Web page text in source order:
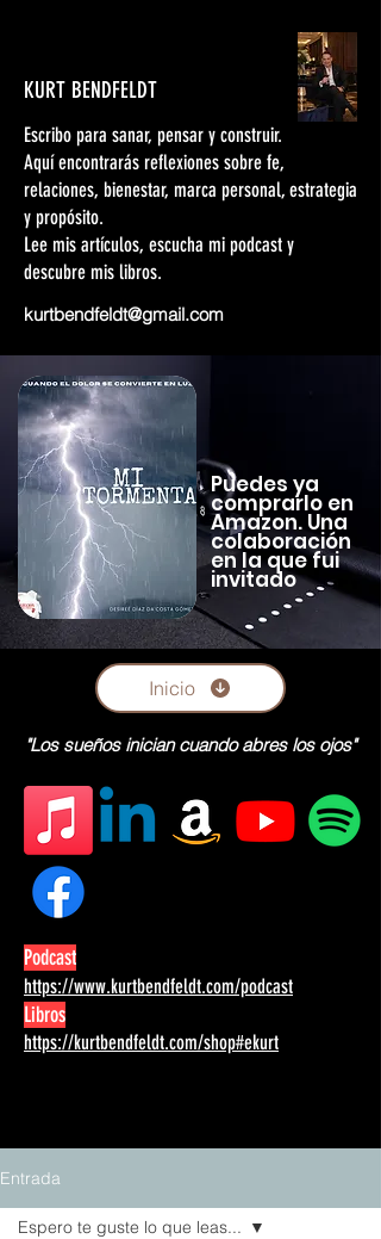
KURT BENDFELDT
Escribo para sanar, pensar y construir.
Aquí encontrarás reflexiones sobre fe,
relaciones, bienestar, marca personal, estrategia
y propósito.
Lee mis artículos, escucha mi podcast y
descubre mis libros.
kurtbendfeldt@gmail.com
Puedes ya
comprarlo en
Amazon. Una
colaboración
en la que fui
invitado
Inicio
"Los sueños inician cuando abres los ojos"
Podcast
https://www.kurtbendfeldt.com/podcast
Libros
https://kurtbendfeldt.com/shop#ekurt
Entrada
Espero te guste lo que leas...